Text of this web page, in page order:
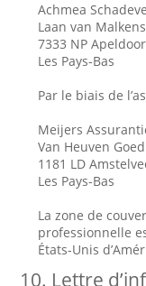
Achmea
Laan van
7333 NP
Les Pays-Bas
Par le biais de
Meijers
Van Heuven
1181 LD
Les Pays-Bas
La zone de
professionnelle
États-Unis
10. Lettre